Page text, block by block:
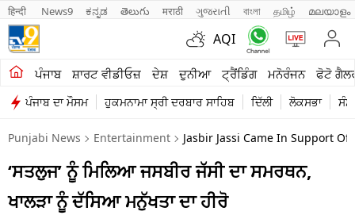
हिन्दी News9 ಕನ್ನಡ తెలుగు मराठी ગુજરાતી বাংলা தமிழ் മലയാളം
AQI
ਪੰਜਾਬ ਸ਼ਾਰਟ ਵੀਡੀਓਜ਼ ਦੇਸ਼ ਦੁਨੀਆ ਟ੍ਰੈਂਡਿੰਗ ਮਨੋਰੰਜਨ ਫੋਟੋ
ਪੰਜਾਬ ਦਾ ਮੌਸਮ ਹੁਕਮਨਾਮਾ ਸ੍ਰੀ ਦਰਬਾਰ ਸਾਹਿਬ ਦਿੱਲੀ ਲੋਕਸਭਾ
ਖੇਤੀਬਾੜੀ
ਸ਼ਾਰਟ ਵੀਡੀਓਜ਼
ਕਾਰੋਬਾਰ
ਕਰਿਅਰ
Punjabi News Entertainment Jasbir Jassi Came In Support
‘ਸਤਲੁਜ’ ਨੂੰ ਮਿਲਿਆ ਜਸਬੀਰ ਜੱਸੀ ਦਾ ਸਮਰਥਨ,
ਖਾਲੜਾ ਨੂੰ ਦੱਸਿਆ ਮਨੁੱਖਤਾ ਦਾ ਹੀਰੋ